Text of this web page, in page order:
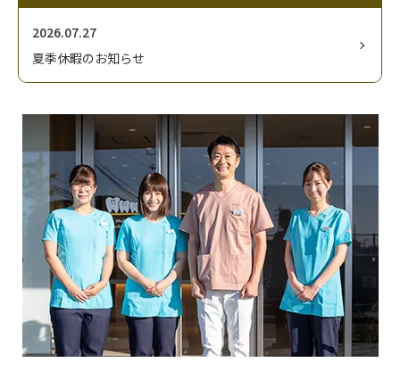
予約のお電話はこちらから
tel.029-886-4061
（受付時間：9:00-18:00）
〒305-0881
茨城県つくば市みどりの1-5-1
アンビックスみどりの1F
ネット予約はこちらから
2026.07.27
夏季休暇のお知らせ